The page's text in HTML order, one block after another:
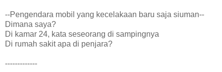
--Pengendara mobil yang kecelakaan baru saja siuman--
Dimana saya?
Di kamar 24, kata seseorang di sampingnya
Di rumah sakit apa di penjara?
-------------